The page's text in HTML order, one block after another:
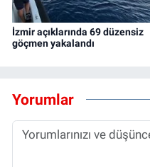
İzmir açıklarında 69 düzensiz
göçmen yakalandı
Yorumlar